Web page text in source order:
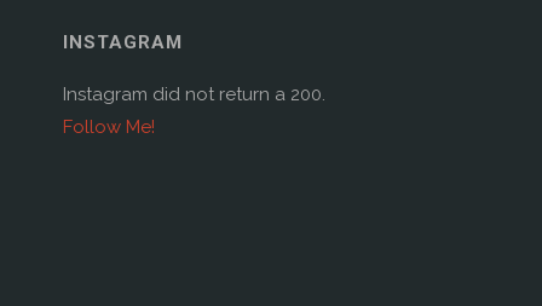
i
n
w
INSTAGRAM
Instagram did not return a 200.
Follow Me!